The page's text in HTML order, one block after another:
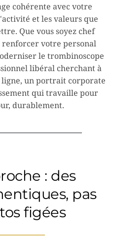
cohérente avec votre
et les valeurs que
Que vous soyez chef
votre personal
le trombinoscope
libéral cherchant à
un portrait corporate
qui travaille pour
durablement.
: des
pas
figées